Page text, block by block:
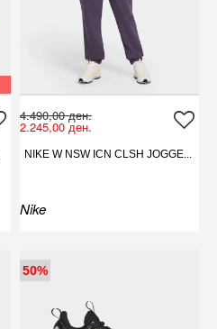
4.490,00 ден.
2.245,00 ден.
NIKE W NSW ICN CLSH JOGGE...
Nike
50%